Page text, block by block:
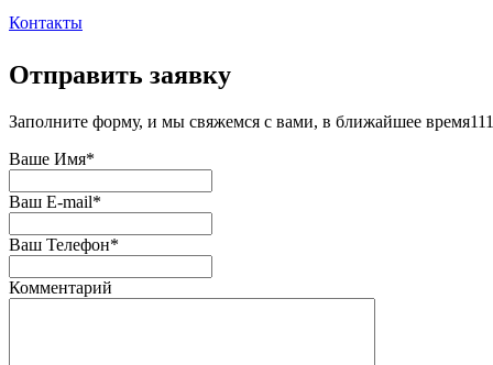
Контакты
Отправить заявку
Заполните форму, и мы свяжемся с вами, в ближайшее время111
Ваше Имя*
Ваш E-mail*
Ваш Телефон*
Комментарий